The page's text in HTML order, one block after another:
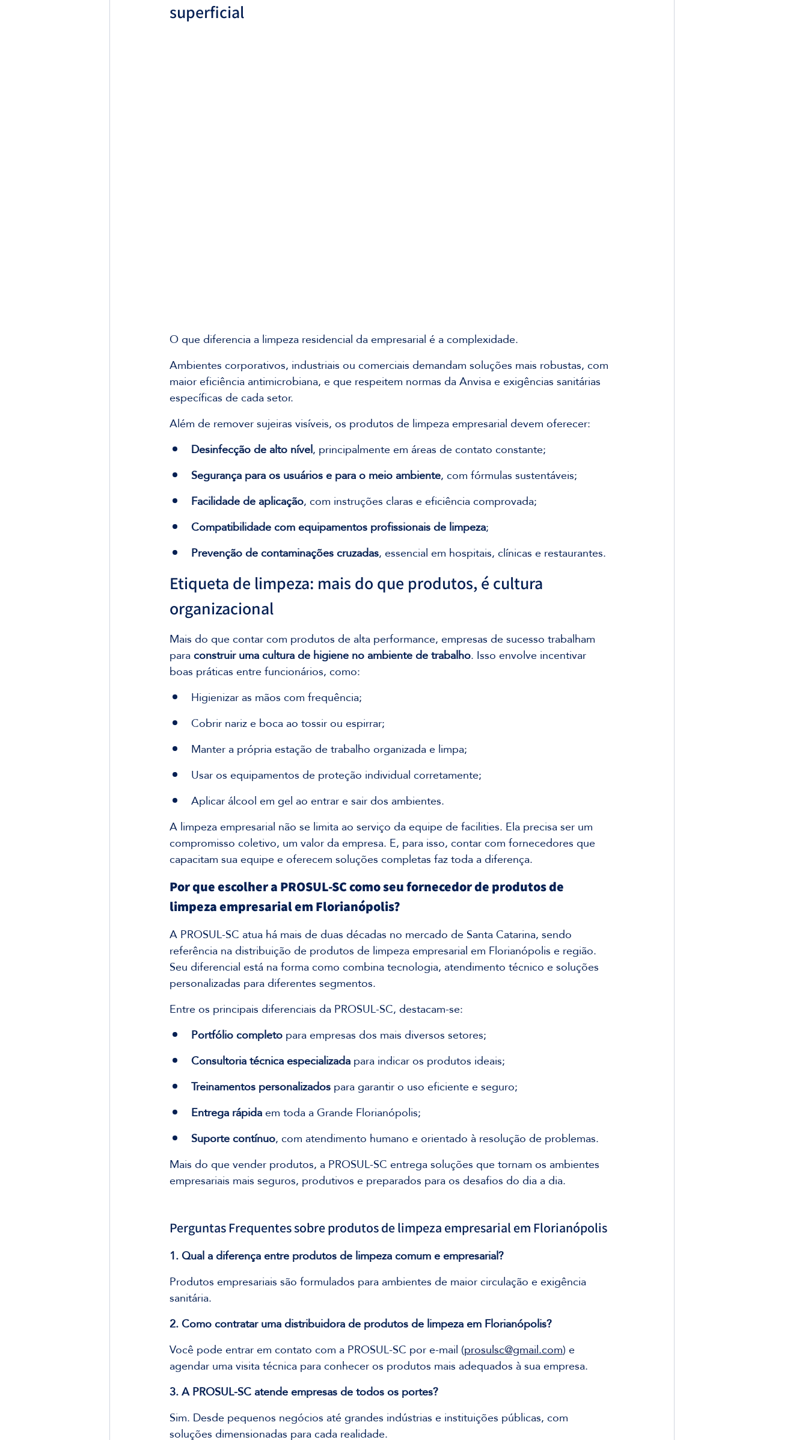
superficial
O que diferencia a limpeza residencial da empresarial é a complexidade.
Ambientes corporativos, industriais ou comerciais demandam soluções mais robustas, com
maior eficiência antimicrobiana, e que respeitem normas da Anvisa e exigências sanitárias
específicas de cada setor.
Além de remover sujeiras visíveis, os produtos de limpeza empresarial devem oferecer:
Desinfecção de alto nível, principalmente em áreas de contato constante;
Segurança para os usuários e para o meio ambiente, com fórmulas sustentáveis;
Facilidade de aplicação, com instruções claras e eficiência comprovada;
Compatibilidade com equipamentos profissionais de limpeza;
Prevenção de contaminações cruzadas, essencial em hospitais, clínicas e restaurantes.
Etiqueta de limpeza: mais do que produtos, é cultura
organizacional
Mais do que contar com produtos de alta performance, empresas de sucesso trabalham
para construir uma cultura de higiene no ambiente de trabalho. Isso envolve incentivar
boas práticas entre funcionários, como:
Higienizar as mãos com frequência;
Cobrir nariz e boca ao tossir ou espirrar;
Manter a própria estação de trabalho organizada e limpa;
Usar os equipamentos de proteção individual corretamente;
Aplicar álcool em gel ao entrar e sair dos ambientes.
A limpeza empresarial não se limita ao serviço da equipe de facilities. Ela precisa ser um
compromisso coletivo, um valor da empresa. E, para isso, contar com fornecedores que
capacitam sua equipe e oferecem soluções completas faz toda a diferença.
Por que escolher a PROSUL-SC como seu fornecedor de produtos de
limpeza empresarial em Florianópolis?
A PROSUL-SC atua há mais de duas décadas no mercado de Santa Catarina, sendo
referência na distribuição de produtos de limpeza empresarial em Florianópolis e região.
Seu diferencial está na forma como combina tecnologia, atendimento técnico e soluções
personalizadas para diferentes segmentos.
Entre os principais diferenciais da PROSUL-SC, destacam-se:
Portfólio completo para empresas dos mais diversos setores;
Consultoria técnica especializada para indicar os produtos ideais;
Treinamentos personalizados para garantir o uso eficiente e seguro;
Entrega rápida em toda a Grande Florianópolis;
Suporte contínuo, com atendimento humano e orientado à resolução de problemas.
Mais do que vender produtos, a PROSUL-SC entrega soluções que tornam os ambientes
empresariais mais seguros, produtivos e preparados para os desafios do dia a dia.
Perguntas Frequentes sobre produtos de limpeza empresarial em Florianópolis
1. Qual a diferença entre produtos de limpeza comum e empresarial?
Produtos empresariais são formulados para ambientes de maior circulação e exigência
sanitária.
2. Como contratar uma distribuidora de produtos de limpeza em Florianópolis?
Você pode entrar em contato com a PROSUL-SC por e-mail (prosulsc@gmail.com) e
agendar uma visita técnica para conhecer os produtos mais adequados à sua empresa.
3. A PROSUL-SC atende empresas de todos os portes?
Sim. Desde pequenos negócios até grandes indústrias e instituições públicas, com
soluções dimensionadas para cada realidade.